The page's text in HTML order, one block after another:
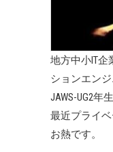
地方中小IT企
ションエンジ
JAWS-UG2年生
最近プライ
お熱です。